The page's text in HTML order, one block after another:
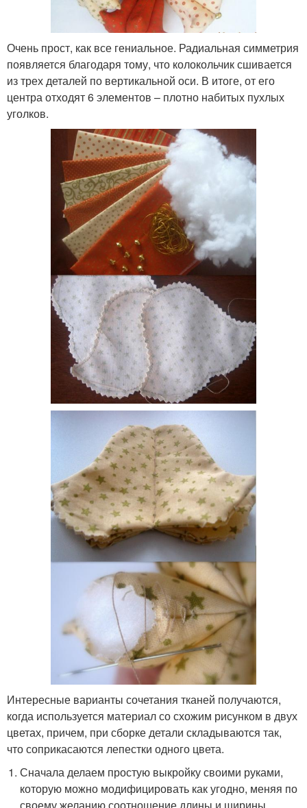
Очень прост, как все гениальное. Радиальная симметрия
появляется благодаря тому, что колокольчик сшивается
из трех деталей по вертикальной оси. В итоге, от его
центра отходят 6 элементов – плотно набитых пухлых
уголков.
Интересные варианты сочетания тканей получаются,
когда используется материал со схожим рисунком в двух
цветах, причем, при сборке детали складываются так,
что соприкасаются лепестки одного цвета.
Сначала делаем простую выкройку своими руками,
которую можно модифицировать как угодно, меняя по
своему желанию соотношение длины и ширины